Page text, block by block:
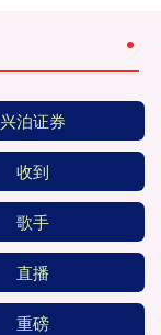
兴泊证券
收到
歌手
直播
重磅